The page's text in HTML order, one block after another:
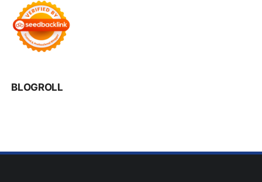
BLOGROLL